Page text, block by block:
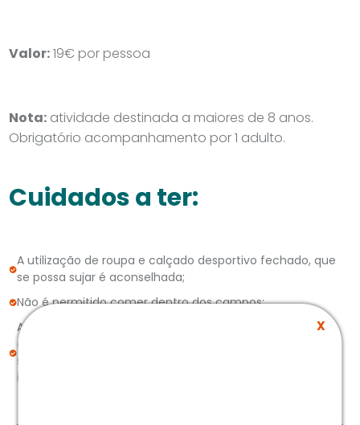
Valor:19€ por pessoa
Nota: atividade destinada a maiores de 8 anos.
Obrigatório acompanhamento por 1 adulto.
Cuidados a ter:
A utilização de roupa e calçado desportivo fechado, que
se possa sujar é aconselhada;
Não é permitido comer dentro dos campos;
As regras impostas pelos monitores responsáveis pelas
atividades devem ser respeitadas de forma a garantir a
segurança dos participantes, envolvidos e das
infraestruturas.
X